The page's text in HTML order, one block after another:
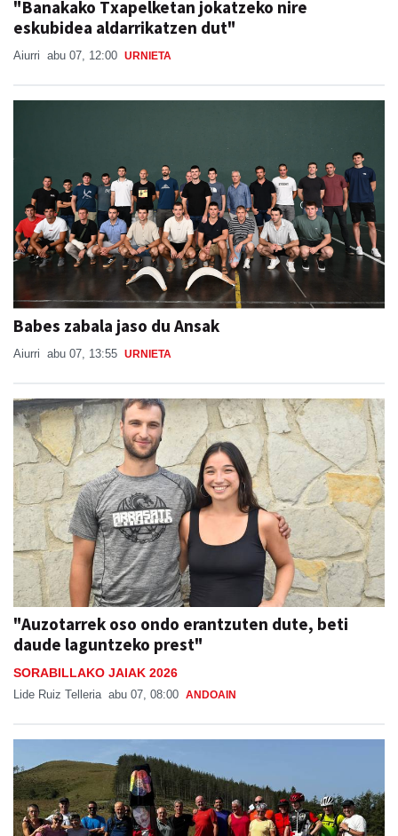
"Banakako Txapelketan jokatzeko nire
eskubidea aldarrikatzen dut"
Aiurri abu 07, 12:00 URNIETA
Babes zabala jaso du Ansak
Aiurri abu 07, 13:55 URNIETA
"Auzotarrek oso ondo erantzuten dute, beti
daude laguntzeko prest"
SORABILLAKO JAIAK 2026
Lide Ruiz Telleria abu 07, 08:00 ANDOAIN